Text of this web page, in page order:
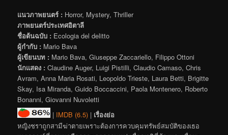
แนวภาพยนตร์ : Horror, Mystery, Thriller
ภาพยนตร์ประเทศอิตาลี
ชื่อต้นฉบับ : Ecologia del delitto
ผู้กำกับ : Mario Bava
ผู้เขียนบท : Mario Bava, Giuseppe Zaccariello, Filippo Ottoni
นักแสดง : Claudine Auger, Luigi Pistilli, Claudio Camaso, Chris
Avram, Anna Maria Rosati, Leopoldo Trieste, Laura Betti, Brigitte
Skay, Isa Miranda, Guido Boccaccini, Paola Montenero, Roberto
Bonanni, Giovanni Nuvoletti
| IMDB (6.5) | เรื่องย่อ
หญิงชราถูกสามีฆ่าตายเพราะต้องการควบคุมทรัพย์สมบัติของเธอ